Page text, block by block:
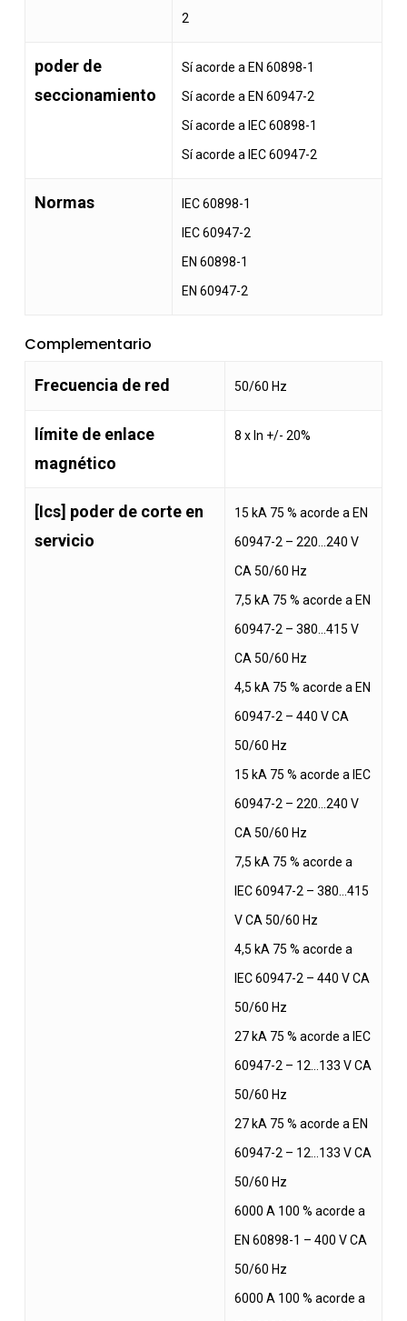
2
poder de
seccionamiento
Sí acorde a EN 60898-1
Sí acorde a EN 60947-2
Sí acorde a IEC 60898-1
Sí acorde a IEC 60947-2
Normas
IEC 60898-1
IEC 60947-2
EN 60898-1
EN 60947-2
Complementario
Frecuencia de red 50/60 Hz
límite de enlace
magnético
8 x In +/- 20%
[Ics] poder de corte en
servicio
15 kA 75 % acorde a EN
60947-2 – 220…240 V
CA 50/60 Hz
7,5 kA 75 % acorde a EN
60947-2 – 380…415 V
CA 50/60 Hz
4,5 kA 75 % acorde a EN
60947-2 – 440 V CA
50/60 Hz
15 kA 75 % acorde a IEC
60947-2 – 220…240 V
CA 50/60 Hz
7,5 kA 75 % acorde a
IEC 60947-2 – 380…415
V CA 50/60 Hz
4,5 kA 75 % acorde a
IEC 60947-2 – 440 V CA
50/60 Hz
27 kA 75 % acorde a IEC
60947-2 – 12…133 V CA
50/60 Hz
27 kA 75 % acorde a EN
60947-2 – 12…133 V CA
50/60 Hz
6000 A 100 % acorde a
EN 60898-1 – 400 V CA
50/60 Hz
6000 A 100 % acorde a